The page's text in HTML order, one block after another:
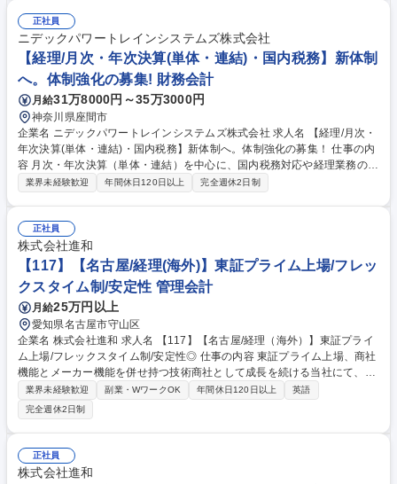
の他(トップマネジメント直下の人事施策プロジェクトの推進) ＜労務＞■
給与計算・社会保険・労働保険等の手続き対応■労務管理(勤怠/規則ルール
の管理運用等)■入退社に伴う各種手続き、社員からの問い合わせ対応■そ
の他(育児介護、組合対応、労務対応等) 募集職種 【総合職：人事/労務ス
タッフ】人事経験者募集！
正社員
ニデックパワートレインシステムズ株式会社
【経理/月次・年次決算(単体・連結)・国内税務】新体制
へ。体制強化の募集! 財務会計
月給31万8000円～35万3000円
神奈川県座間市
企業名 ニデックパワートレインシステムズ株式会社 求人名 【経理/月次・
年次決算(単体・連結)・国内税務】新体制へ。体制強化の募集！ 仕事の内
容 月次・年次決算（単体・連結）を中心に、国内税務対応や経理業務のD
X推進・プロセス改善をお任せします。単なる事務作業に留まらず、DX推
理業務の効率化・DX推進 ■他部署（営業・開発等）との連携・調整 【期
待する役割】正確な計上はもちろん、全体最適の視点で業務を俯瞰し、誠
実なコミュニケーションで組織を支えてください。 募集職種 【経理/月
次・年次決算(単体・連結)・国内税務】新体制へ。体制強化の募集！
業界未経験歓迎 年間休日120日以上 完全週休2日制
正社員
株式会社進和
【117】【名古屋/経理(海外)】東証プライム上場/フレッ
クスタイム制/安定性 管理会計
月給25万円以上
愛知県名古屋市守山区
企業名 株式会社進和 求人名 【117】【名古屋/経理（海外）】東証プライ
ム上場/フレックスタイム制/安定性◎ 仕事の内容 東証プライム上場、商社
機能とメーカー機能を併せ持つ技術商社として成長を続ける当社にて、海
外経理の実務をお任せします。 【業務詳細】海外経理の管理全般・連結決
算業務・連結財務諸表の作成・為替管理・海外子会社の管理及び支援 国内
外のグループ会社に経理支援をするなど業務の幅が広く、新しいことにも
チャレンジしながらグローバルな視点で圧倒的な成長を実現可能です。 募
集職種 【117】【名古屋/経理（海外）】東証プライム上場/フレックスタ
イム制/安定性◎
業界未経験歓迎 副業・WワークOK 年間休日120日以上
英語
完全週休2日制
正社員
株式会社進和